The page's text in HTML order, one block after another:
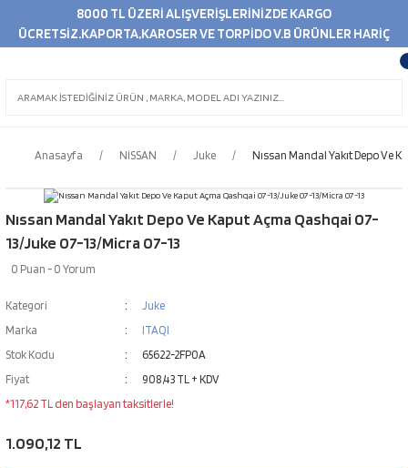
8000 TL ÜZERİ ALIŞVERİŞLERİNİZDE KARGO
ÜCRETSİZ.KAPORTA,KAROSER VE TORPİDO V.B ÜRÜNLER HARİÇ
Anasayfa NİSSAN Juke Nıssan Mandal Yakıt Depo Ve
Nıssan Mandal Yakıt Depo Ve Kaput Açma Qashqai 07-
13/Juke 07-13/Micra 07-13
0 Puan - 0 Yorum
Kategori
Juke
Marka
ITAQI
Stok Kodu
65622-2FP0A
Fiyat
908,43 TL + KDV
*117,62 TL den başlayan taksitlerle!
1.090,12 TL